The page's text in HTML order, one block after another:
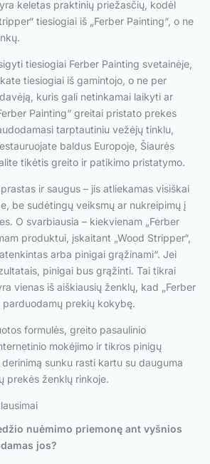
keletas praktinių priežasčių, kodėl
tiesiogiai iš „Ferber Painting“, o ne
tiesiogiai Ferber Painting svetainėje,
tiesiogiai iš gamintojo, o ne per
kuris gali netinkamai laikyti ar
Painting“ greitai pristato prekes
tarptautiniu vežėjų tinklu,
baldus Europoje, Šiaurės
tikėtis greito ir patikimo pristatymo.
ir saugus – jis atliekamas visiškai
be sudėtingų veiksmų ar nukreipimų į
O svarbiausia – kiekvienam „Ferber
produktui, įskaitant „Wood Stripper“,
arba pinigai grąžinami“. Jei
pinigai bus grąžinti. Tai tikrai
vienas iš aiškiausių ženklų, kad „Ferber
parduodamų prekių kokybę.
formulės, greito pasaulinio
mokėjimo ir tikros pinigų
sunku rasti kartu su dauguma
prekės ženklų rinkoje.
nuėmimo priemonę ant vyšnios
jos?